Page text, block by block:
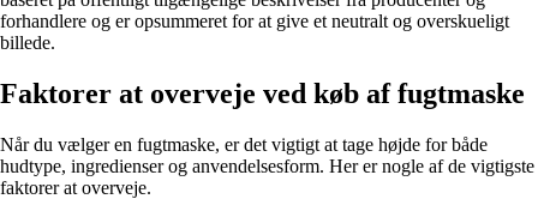
forhandlere og er opsummeret for at give et neutralt og overskueligt
billede.
Faktorer at overveje ved køb af fugtmaske
Når du vælger en fugtmaske, er det vigtigt at tage højde for både
hudtype, ingredienser og anvendelsesform. Her er nogle af de vigtigste
faktorer at overveje.